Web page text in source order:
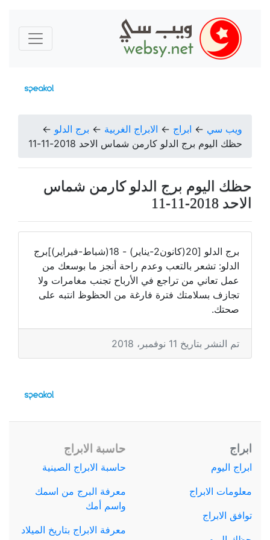
ويب سي ← ابراج ← الابراج الغربية ← برج الدلو ←
حظك اليوم برج الدلو كارمن شماس الاحد 2018-11-11
حظك اليوم برج الدلو كارمن شماس
الاحد 2018-11-11
برج الدلو [20(كانون2-يناير) - 18(شباط-فبراير)]برج
الدلو: تشعر بالتعب وعدم راحة أنجز ما بوسعك من
عمل تعاني من تراجع في الأرباح تجنب مغامرات ولا
تجازف بسلامتك فترة فارغة من الحظوظ انتبه على
صحتك.
تم النشر بتاريخ 11 نوفمبر، 2018
ابراج
ابراج اليوم
معلومات الابراج
توافق الابراج
حاسبة الابراج
حاسبة الابراج الصينية
معرفة البرج من اسمك
واسم أمك
معرفة الابراج بتاريخ الميلاد